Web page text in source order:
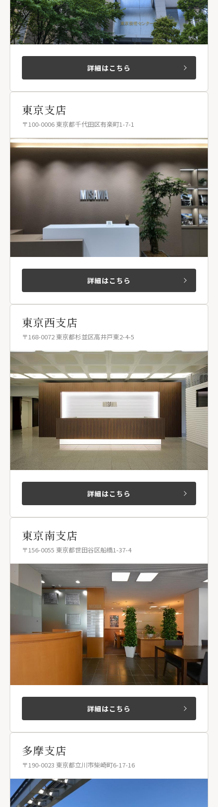
詳細はこちら
東京支店
〒100-0006 東京都千代田区有楽町1-7-1
詳細はこちら
東京西支店
〒168-0072 東京都杉並区高井戸東2-4-5
詳細はこちら
東京南支店
〒156-0055 東京都世田谷区船橋1-37-4
詳細はこちら
多摩支店
〒190-0023 東京都立川市柴崎町6-17-16